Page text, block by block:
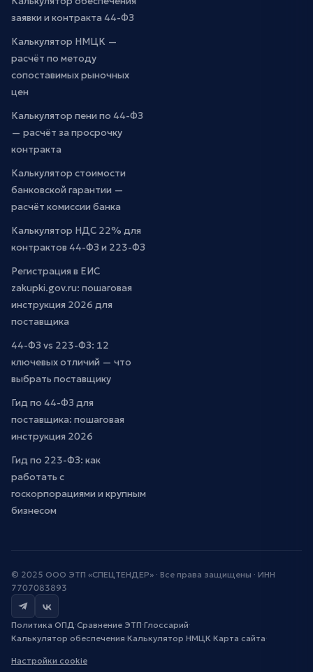
заявки и контракта 44-ФЗ
Калькулятор НМЦК —
расчёт по методу
сопоставимых рыночных
цен
Калькулятор пени по 44-ФЗ
— расчёт за просрочку
контракта
Калькулятор стоимости
банковской гарантии —
расчёт комиссии банка
Калькулятор НДС 22% для
контрактов 44-ФЗ и 223-ФЗ
Регистрация в ЕИС
zakupki.gov.ru: пошаговая
инструкция 2026 для
поставщика
44-ФЗ vs 223-ФЗ: 12
ключевых отличий — что
выбрать поставщику
Гид по 44-ФЗ для
поставщика: пошаговая
инструкция 2026
Гид по 223-ФЗ: как
работать с
госкорпорациями и крупным
бизнесом
© 2025 ООО ЭТП «СПЕЦТЕНДЕР» · Все права защищены · ИНН
7707083893
Политика ОПД·Сравнение ЭТП·Глоссарий·
Калькулятор обеспечения·Калькулятор НМЦК·Карта сайта·
Настройки cookie